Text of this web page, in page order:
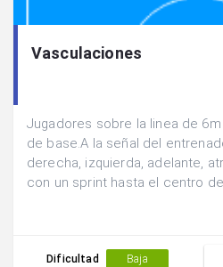
Vasculaciones
Jugadores sobre la linea de
de base.A la señal del
derecha, izquierda, adelante,
con un sprint hasta el centro
Dificultad Baja